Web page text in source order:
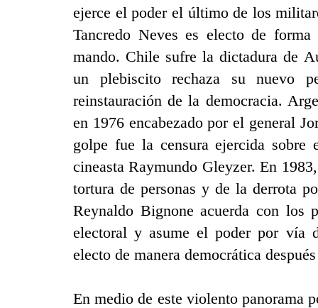
ejerce el poder el último de los
Tancredo Neves es electo de
mando. Chile sufre la dictadura de
un plebiscito rechaza su nuevo
reinstauración de la democracia.
en 1976 encabezado por el general
golpe fue la censura ejercida
cineastaRaymundo Gleyzer. En
tortura de personas y de la derrota
Reynaldo Bignone acuerda con los
electoral y asume el poder por vía
electo de manera democrática
En medio de este violento panorama